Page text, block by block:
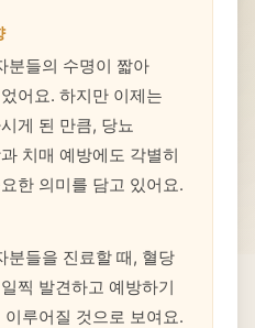
분들의 수명이 짧아
어요. 하지만 이제는
게 된 만큼, 당뇨
치매 예방에도 각별히
한 의미를 담고 있어요.
분들을 진료할 때, 혈당
찍 발견하고 예방하기
루어질 것으로 보여요.